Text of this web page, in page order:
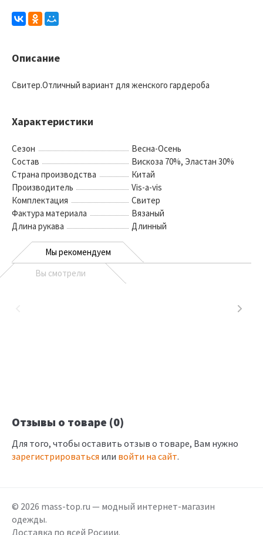
Описание
Свитер.Отличный вариант для женского гардероба
Характеристики
Сезон
Весна-Осень
Состав
Вискоза 70%, Эластан 30%
Страна производства
Китай
Производитель
Vis-a-vis
Комплектация
Свитер
Фактура материала
Вязаный
Длина рукава
Длинный
Мы рекомендуем
Вы смотрели
Отзывы о товаре (0)
Для того, чтобы оставить отзыв о товаре, Вам нужно
зарегистрироваться или войти на сайт.
© 2026 mass-top.ru — модный интернет-магазин
одежды.
Доставка по всей Росиии.